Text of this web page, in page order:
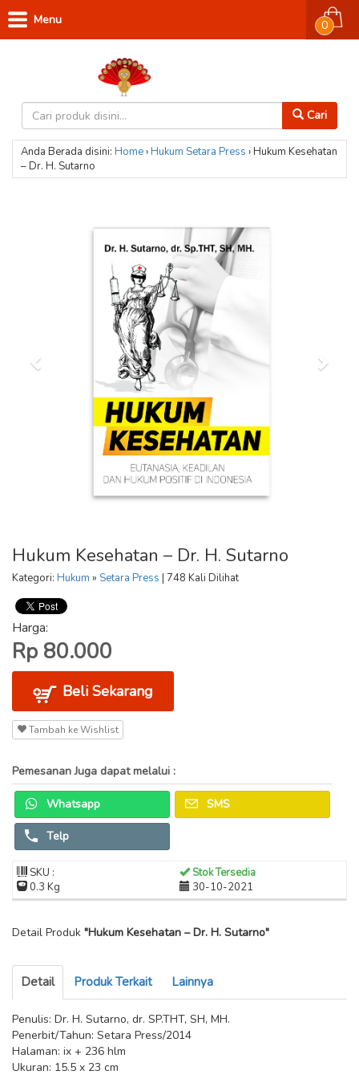
Cari
0
Menu
Anda Berada disini: Home›Hukum Setara Press ›Hukum Kesehatan
– Dr. H. Sutarno
Hukum Kesehatan – Dr. H. Sutarno
Kategori: Hukum » Setara Press | 748 Kali Dilihat
Harga:
Rp 80.000
Beli Sekarang
Tambah ke Wishlist
Pemesanan Juga dapat melalui :
Whatsapp SMS
Telp
SKU :
Stok Tersedia
0.3 Kg
30-10-2021
Detail Produk "Hukum Kesehatan – Dr. H. Sutarno"
Detail Produk Terkait Lainnya
Penulis: Dr. H. Sutarno, dr. SP.THT, SH, MH.
Penerbit/Tahun: Setara Press/2014
Halaman: ix + 236 hlm
Ukuran: 15.5 x 23 cm